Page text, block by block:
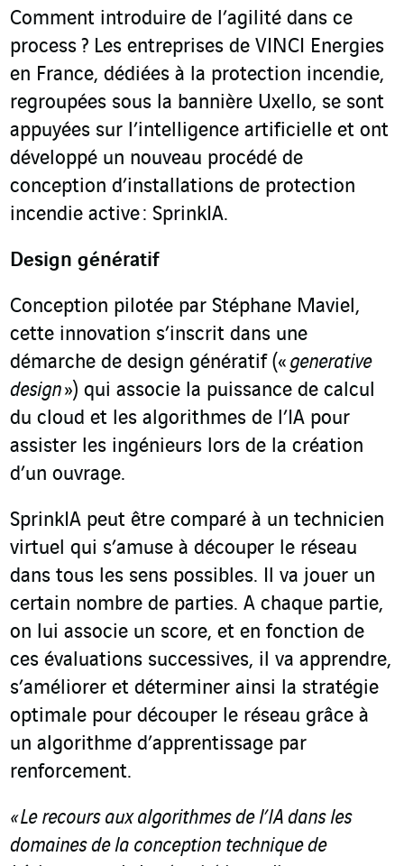
Comment introduire de l’agilité dans ce
process ? Les entreprises de VINCI Energies
en France, dédiées à la protection incendie,
regroupées sous la bannière Uxello, se sont
appuyées sur l’intelligence artificielle et ont
développé un nouveau procédé de
conception d’installations de protection
incendie active : SprinkIA.
Design génératif
Conception pilotée par Stéphane Maviel,
cette innovation s’inscrit dans une
démarche de design génératif (« generative
design») qui associe la puissance de calcul
du cloud et les algorithmes de l’IA pour
assister les ingénieurs lors de la création
d’un ouvrage.
SprinkIA peut être comparé à un technicien
virtuel qui s’amuse à découper le réseau
dans tous les sens possibles. Il va jouer un
certain nombre de parties. A chaque partie,
on lui associe un score, et en fonction de
ces évaluations successives, il va apprendre,
s’améliorer et déterminer ainsi la stratégie
optimale pour découper le réseau grâce à
un algorithme d’apprentissage par
renforcement.
« Le recours aux algorithmes de l’IA dans les
domaines de la conception technique de